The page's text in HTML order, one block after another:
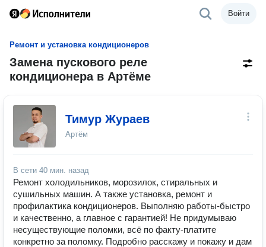
Войти
Ремонт и установка кондиционеров
Замена пускового реле
кондиционера в Артёме
Тимур Жураев
Артём
В сети 40 мин. назад
Ремонт холодильников, морозилок, стиральных и
сушильных машин. А также установка, ремонт и
профилактика кондиционеров. Выполняю работы-быстро
и качественно, а главное с гарантией! Не придумываю
несуществующие поломки, всё по факту-платите
конкретно за поломку. Подробно расскажу и покажу и дам